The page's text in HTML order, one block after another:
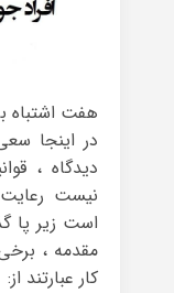
هفت اشتباه
در اینجا
دیدگاه ،
نیست
است زیر پا
مقدمه ،
کار عبارتند از: